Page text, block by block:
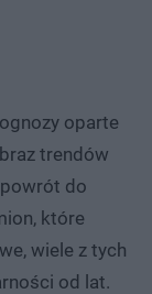
oparte
trendów
do
które
wiele z tych
od lat.